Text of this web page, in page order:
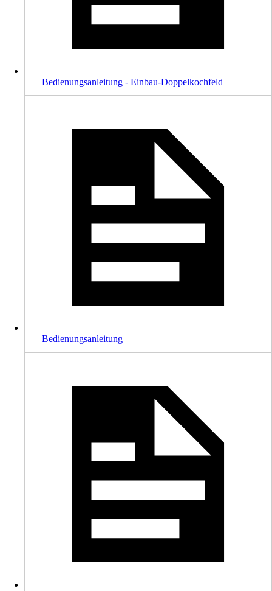
Bedienungsanleitung - Einbau-Doppelkochfeld
Bedienungsanleitung